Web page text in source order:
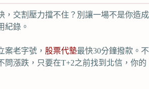
，交割壓力擋不住？別讓一場不是你造成
紀錄。
案老字號， 股票代墊最快30分鐘撥款。不
問漲跌，只要在T+2之前找到北信，你的